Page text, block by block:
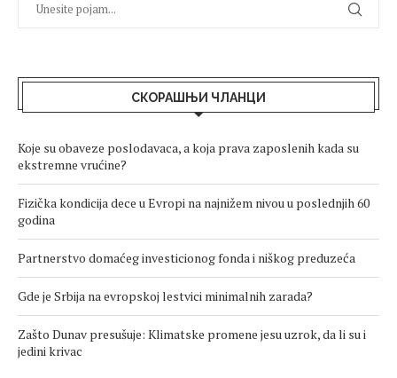
СКОРАШЊИ ЧЛАНЦИ
Koje su obaveze poslodavaca, a koja prava zaposlenih kada su
ekstremne vrućine?
Fizička kondicija dece u Evropi na najnižem nivou u poslednjih 60
godina
Partnerstvo domaćeg investicionog fonda i niškog preduzeća
Gde je Srbija na evropskoj lestvici minimalnih zarada?
Zašto Dunav presušuje: Klimatske promene jesu uzrok, da li su i
jedini krivac